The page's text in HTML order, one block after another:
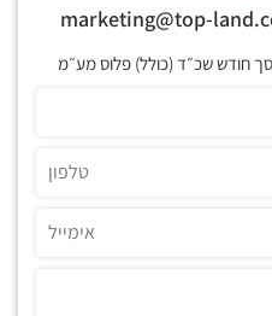
חודש שכ״ד (כולל) פלוס מע״מ